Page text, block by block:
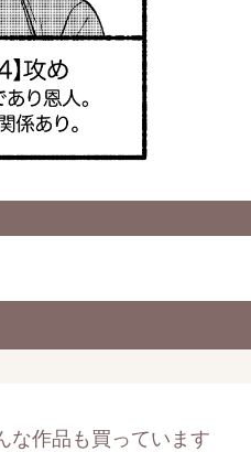
な作品も買っています